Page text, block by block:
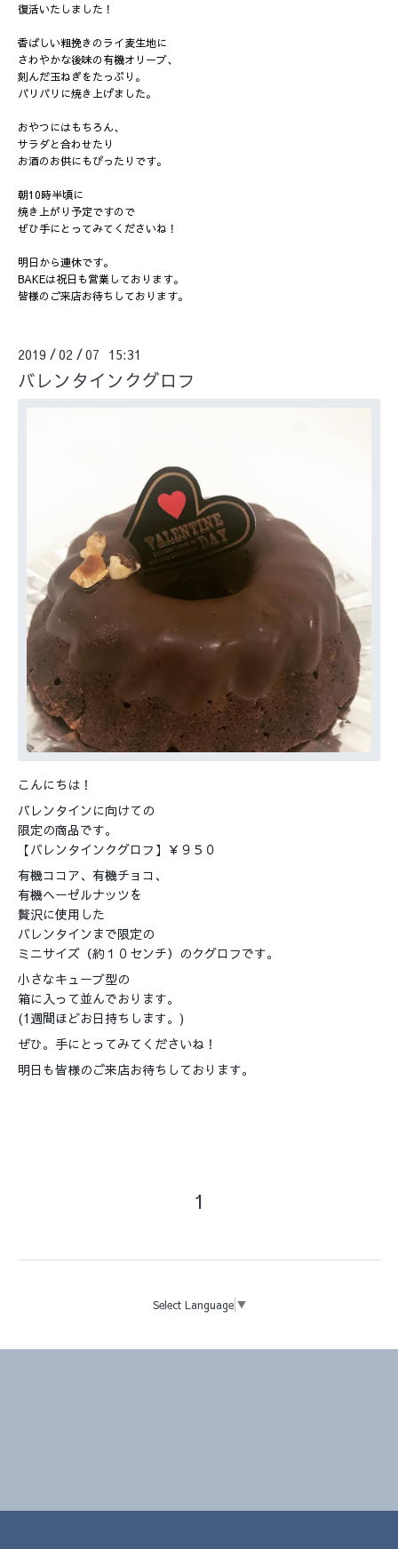
復活いたしました！
香ばしい粗挽きのライ麦生地に
さわやかな後味の有機オリーブ、
刻んだ玉ねぎをたっぷり。
パリパリに焼き上げました。
おやつにはもちろん、
サラダと合わせたり
お酒のお供にもぴったりです。
朝10時半頃に
焼き上がり予定ですので
ぜひ手にとってみてくださいね！
明日から連休です。
BAKEは祝日も営業しております。
皆様のご来店お待ちしております。
2019 /02 /07 15:31
バレンタインクグロフ
こんにちは！
バレンタインに向けての
限定の商品です。
【バレンタインクグロフ】￥９５０
有機ココア、有機チョコ、
有機ヘーゼルナッツを
贅沢に使用した
バレンタインまで限定の
ミニサイズ（約１０センチ）のクグロフです。
小さなキューブ型の
箱に入って並んでおります。
(1週間ほどお日持ちします。)
ぜひ。手にとってみてくださいね！
明日も皆様のご来店お待ちしております。
1
Select Language ▼